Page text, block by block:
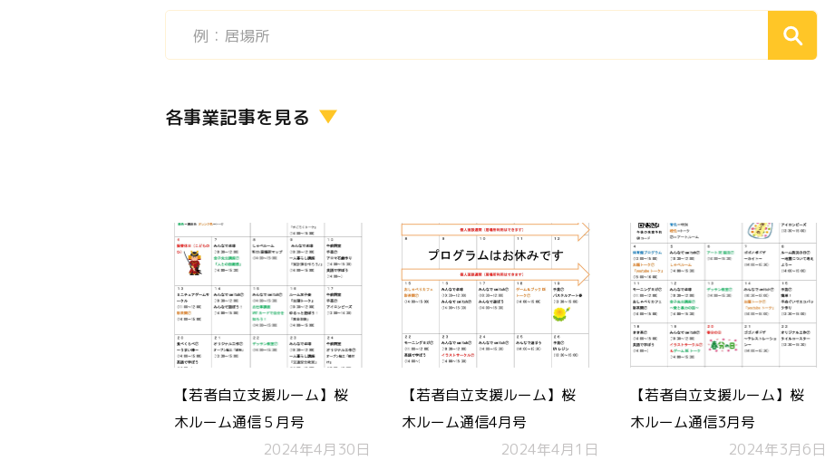
各事業記事を見る
【若者自立支援ルーム】桜
木ルーム通信５月号
2024年4月30日
【若者自立支援ルーム】桜
木ルーム通信4月号
2024年4月1日
【若者自立支援ルーム】桜
木ルーム通信3月号
2024年3月6日